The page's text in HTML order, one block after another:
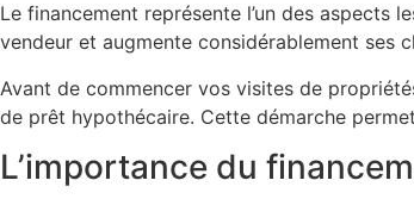
Le financement représente l’un des aspects
vendeur et augmente considérablement ses
Avant de commencer vos visites de
de prêt hypothécaire. Cette démarche
L’importance du